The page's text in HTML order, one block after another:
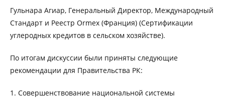
Гульнара Агиар, Генеральный Директор, Международный
Стандарт и Реестр Ormex (Франция) (Сертификации
углеродных кредитов в сельском хозяйстве).
По итогам дискуссии были приняты следующие
рекомендации для Правительства РК:
1. Совершенствование национальной системы